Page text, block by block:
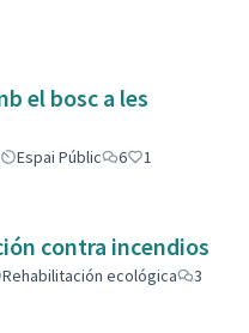
el bosc a les
Espai Públic 6 1
contra incendios
Rehabilitación ecológica
3